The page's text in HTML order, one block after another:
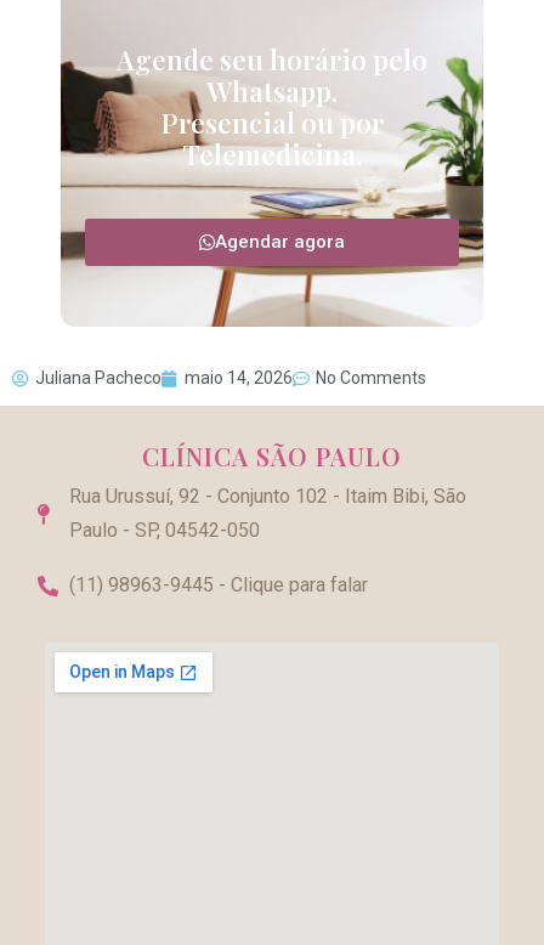
Agende seu horário pelo
Whatsapp.
Presencial ou por
Telemedicina.
Agendar agora
Juliana Pacheco maio 14, 2026 No Comments
CLÍNICA SÃO PAULO
Rua Urussuí, 92 - Conjunto 102 - Itaim Bibi, São
Paulo - SP, 04542-050
(11) 98963-9445 - Clique para falar